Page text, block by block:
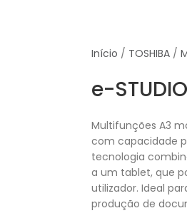
Início TOSHIBA
e-
Multifunções A3
com capacidade
tecnologia
a um tablet, que
utilizador. Ideal
produção de